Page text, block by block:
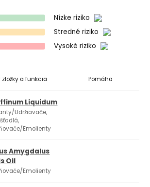
Nízke riziko
Stredné riziko
Vysoké riziko
zložky a funkcia Pomáha
Liquidum
Udržiavače,
Emolienty
Amygdalus
Oil
Emolienty